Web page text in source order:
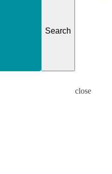
close